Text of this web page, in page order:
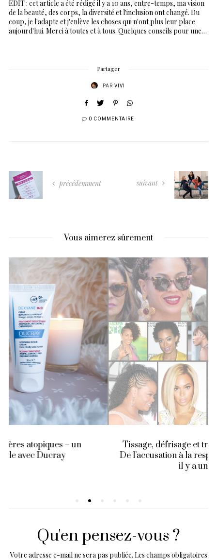
EDIT : cet article a été rédigé il y a 10 ans, entre-temps, ma vision
de la beauté, des corps, la diversité et l'inclusion ont changé. Du
coup, je l'adapte et j'enlève les choses qui n'ont plus leur place
aujourd'hui. Merci à toutes et à tous. Quelques conseils pour une…
Partager
PAR VIVI
0 COMMENTAIRE
précédemment suivant
Vous aimerez sûrement
Tissage, défrisage et tresses = danger ? Non :
De l’accusation à la responsabilité personnelle,
Qu'en pensez-vous ?
Votre adresse e-mail ne sera pas publiée. Les champs obligatoires